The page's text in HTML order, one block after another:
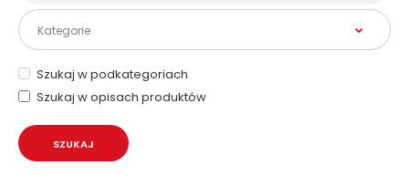
Szukaj w podkategoriach
Szukaj w opisach produktów